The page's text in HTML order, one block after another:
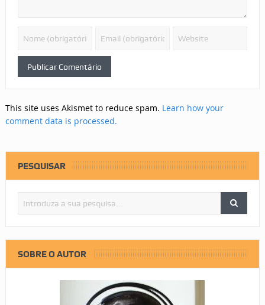
This site uses Akismet to reduce spam. Learn how your
comment data is processed.
PESQUISAR
SOBRE O AUTOR